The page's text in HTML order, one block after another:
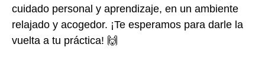
cuidado personal y aprendizaje, en un ambiente
relajado y acogedor. ¡Te esperamos para darle la
vuelta a tu práctica! 🙌